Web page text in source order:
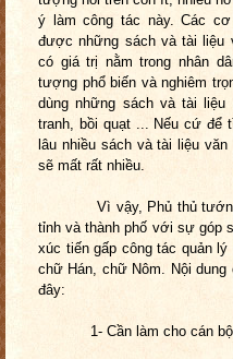
ý làm công tác này. Các
được những sách và tài liệu
có giá trị nằm trong nhân
tượng phổ biến và nghiêm
dùng những sách và tài liệu
tranh, bồi quạt ... Nếu cứ để
lâu nhiều sách và tài liệu
sẽ mất rất nhiều.
Vì vậy, Phủ thủ tướng
tỉnh và thành phố với sự góp
xúc tiến gấp công tác quản
chữ Hán, chữ Nôm. Nội
đây:
1- Cần làm cho cán bộ